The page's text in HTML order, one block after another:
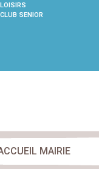
LOISIRS
CLUB SENIOR
MAIRIE